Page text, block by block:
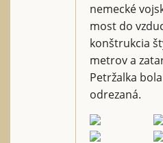
nemecké
most do
konštrukcia
metrov a
Petržalka
odrezaná.